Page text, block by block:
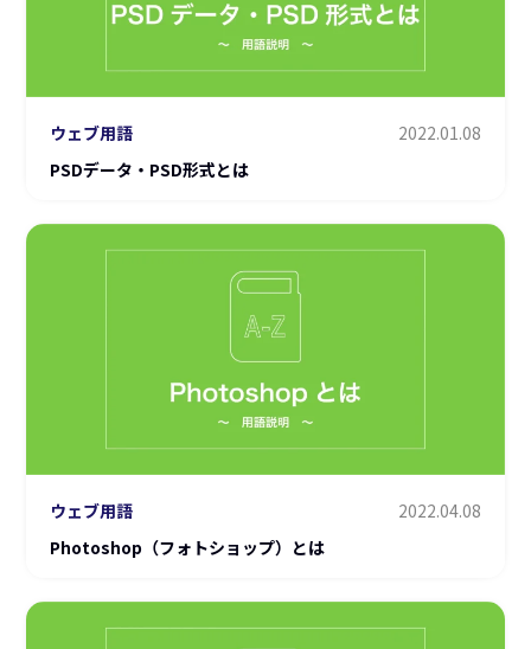
ウェブ用語
2022.01.08
PSDデータ・PSD形式とは
ウェブ用語
2022.04.08
Photoshop（フォトショップ）とは